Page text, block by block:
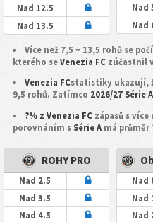
Nad 12.5
Nad 13.5
Nad
Nad
Více než 7,5 ~ 13,5 rohů se
kterého se Venezia FCzúčastnil
Venezia FCstatistiky ukazují,
9,5 rohů. Zatímco 2026/27 Série A
?% z Venezia FC zápasů s
porovnáním s Série Amá průměr
ROHY PRO
Nad 2.5
Nad 3.5
Nad 4.5
Nad
Nad
Nad